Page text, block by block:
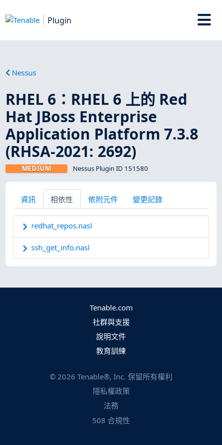
Plugin
Nessus
RHEL 6：RHEL 6 上的 Red
Hat JBoss Enterprise
Application Platform 7.3.8
(RHSA-2021: 2692)
MEDIUM Nessus Plugin ID 151580
資訊 相依性 依附元件 變更記錄
redhat_repos.nasl
ssh_get_info.nasl
Tenable.com
社群與支援
說明文件
教育訓練
© 2026 Tenable®, Inc. 保留所有權利
隱私權政策
法務
508 合規性